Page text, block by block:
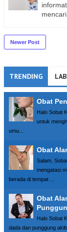
Newer Post
TRENDING
Obat
Halo Sobat
untuk
umu...
Obat
Salam,
mengatasi
berada di tempat ...
Obat
Halo Sobat
dada dan punggung